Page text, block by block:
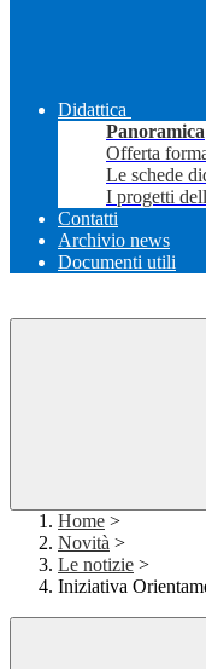
Didattica
Panoramica
Offerta
Le schede
I progetti
Contatti
Archivio news
Documenti utili
Home >
Novità >
Le notizie >
Iniziativa